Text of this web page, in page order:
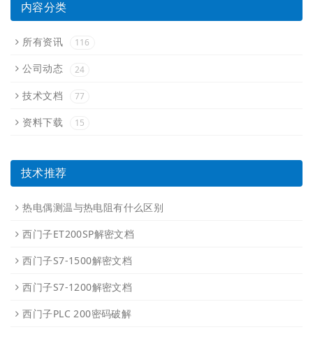
内容分类
所有资讯 116
公司动态 24
技术文档 77
资料下载 15
技术推荐
热电偶测温与热电阻有什么区别
西门子ET200SP解密文档
西门子S7-1500解密文档
西门子S7-1200解密文档
西门子PLC 200密码破解